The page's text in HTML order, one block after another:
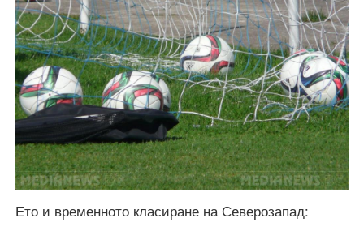
Ето и временното класиране на Северозапад: